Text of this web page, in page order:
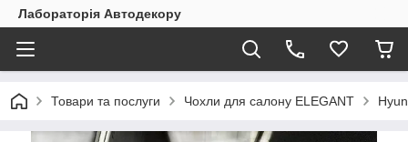
Лабораторія Автодекору
Товари та послуги Чохли для салону ELEGANT